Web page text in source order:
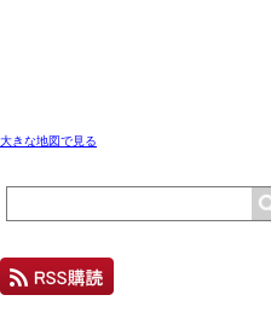
大きな地図で見る